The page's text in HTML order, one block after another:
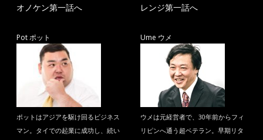
オノケン第一話へ レンジ第一話へ
Pot ポット
ポットはアジアを駆け回るビジネス
マン。タイでの起業に成功し、続い
Ume ウメ
ウメは元経営者で、30年前からフィ
リピンへ通う超ベテラン。早期リタ